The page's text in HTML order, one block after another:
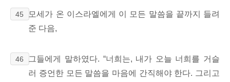
45
모세가 온 이스라엘에게 이 모든 말씀을 끝까지 들려
준 다음,
46
그들에게 말하였다. “너희는, 내가 오늘 너희를 거슬
러 증언한 모든 말씀을 마음에 간직해야 한다. 그리고